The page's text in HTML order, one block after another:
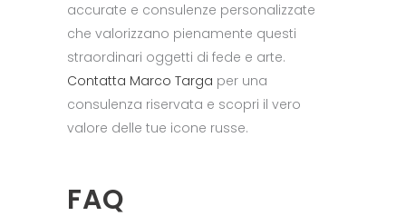
accurate e consulenze personalizzate
che valorizzano pienamente questi
straordinari oggetti di fede e arte.
Contatta Marco Targa per una
consulenza riservata e scopri il vero
valore delle tue icone russe.
FAQ